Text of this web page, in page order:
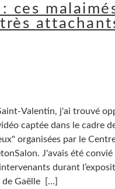
ces
Valentin, j'ai trouvé
captée dans le cadre
organisées par le
J'avais été convié
durant
de Gaëlle
[…]